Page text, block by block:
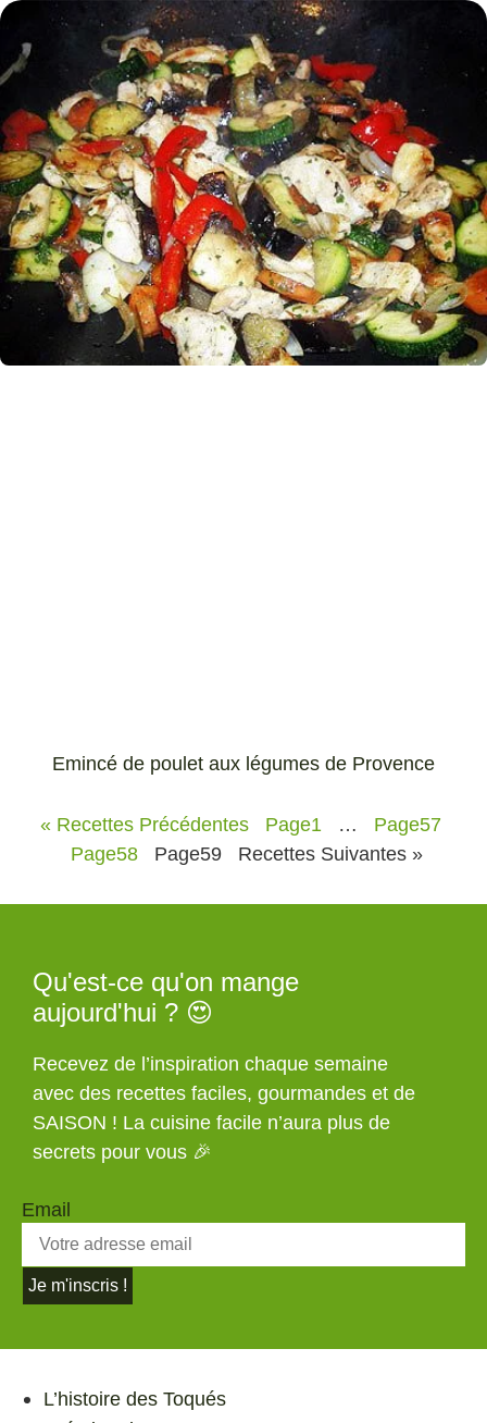
Emincé de poulet aux légumes de Provence
« Recettes Précédentes Page1 … Page57
Page58 Page59 Recettes Suivantes »
Qu'est-ce qu'on mange
aujourd'hui ? 😍
Recevez de l’inspiration chaque semaine
avec des recettes faciles, gourmandes et de
SAISON ! La cuisine facile n’aura plus de
secrets pour vous 🎉
Email
Je m'inscris !
L’histoire des Toqués